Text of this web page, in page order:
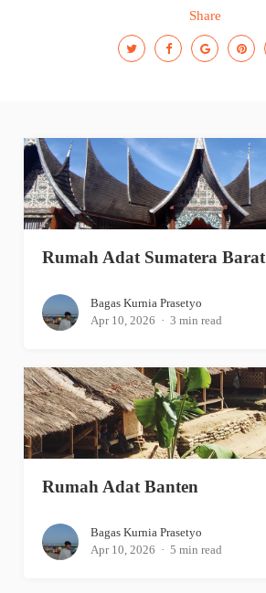
Share
Rumah Adat Sumatera Barat
Bagas Kurnia Prasetyo
Apr 10, 2026
3 min read
Rumah Adat Banten
Bagas Kurnia Prasetyo
Apr 10, 2026
5 min read